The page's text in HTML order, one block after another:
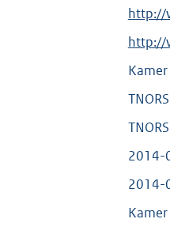
l
i
n
E
x
e
r
n
l
i
n
http://
E
x
e
r
n
l
i
http://
2014-
2014-